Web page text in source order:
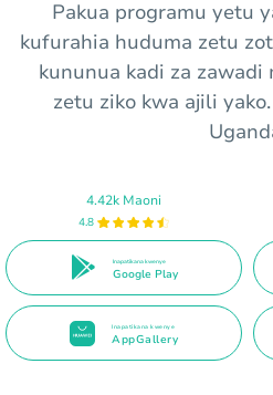
Pakua programu yetu
kufurahia huduma zetu
kununua kadi za zawadi
zetu ziko kwa ajili
4.42k Maoni
4.8
Inapatikana kwenye
Google Play
Inapatikana kwenye
AppGallery